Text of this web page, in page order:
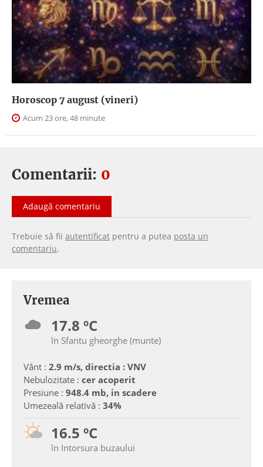
Horoscop 7 august (vineri)
Acum 23 ore, 48 minute
Comentarii: 0
Adaugă comentariu
Trebuie să fii autentificat pentru a putea posta un
comentariu.
Vremea
17.8 ºC
în Sfantu gheorghe (munte)
Vânt : 2.9 m/s, directia : VNV
Nebulozitate : cer acoperit
Presiune : 948.4 mb, in scadere
Umezeală relativă : 34%
16.5 ºC
în Intorsura buzaului